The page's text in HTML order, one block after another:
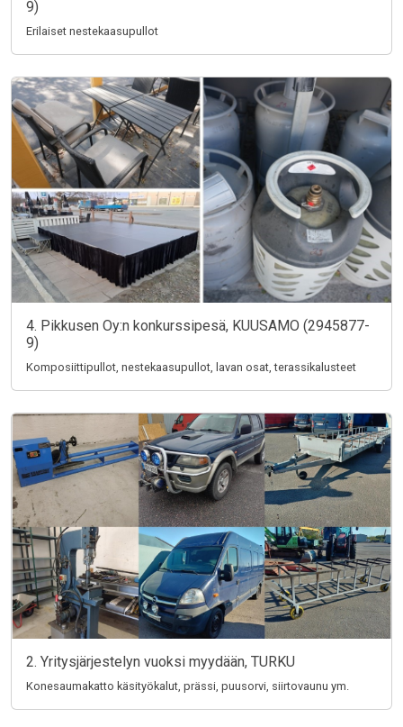
9)
Erilaiset nestekaasupullot
4. Pikkusen Oy:n konkurssipesä, KUUSAMO (2945877-
9)
Komposiittipullot, nestekaasupullot, lavan osat, terassikalusteet
2. Yritysjärjestelyn vuoksi myydään, TURKU
Konesaumakatto käsityökalut, prässi, puusorvi, siirtovaunu ym.